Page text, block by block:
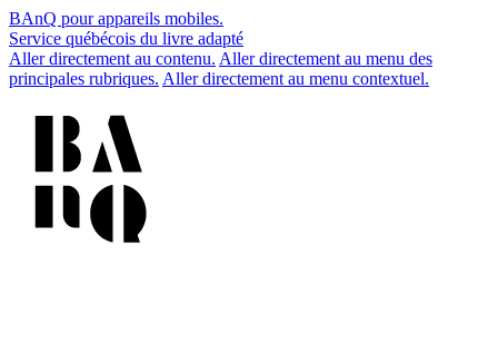
BAnQ pour appareils mobiles.
Service québécois du livre adapté
Aller directement au contenu. Aller directement au menu des
principales rubriques. Aller directement au menu contextuel.